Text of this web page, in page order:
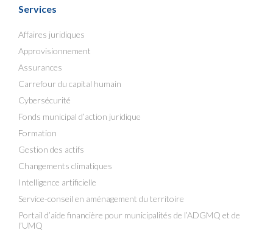
Services
Affaires juridiques
Approvisionnement
Assurances
Carrefour du capital humain
Cybersécurité
Fonds municipal d’action juridique
Formation
Gestion des actifs
Changements climatiques
Intelligence artificielle
Service-conseil en aménagement du territoire
Portail d’aide financière pour municipalités de l’ADGMQ et de
l’UMQ